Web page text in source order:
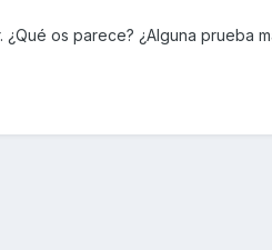
os parece? ¿Alguna prueba